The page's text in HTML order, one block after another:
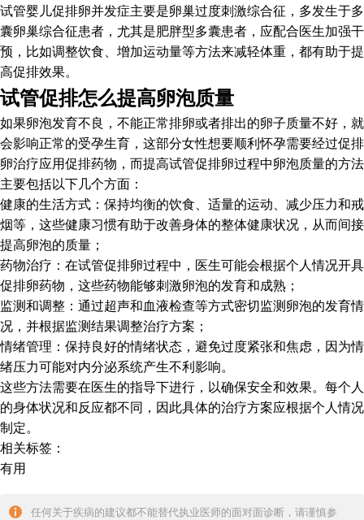
试管婴儿促排卵并发症主要是卵巢过度刺激综合征，多发生于多
囊卵巢综合征患者，尤其是肥胖型多囊患者，应配合医生加强干
预，比如调整饮食、增加运动量等方法来减轻体重，都有助于提
高促排效果。
试管促排怎么提高卵泡质量
如果卵泡发育不良，不能正常排卵或者排出的卵子质量不好，就
会影响正常的受孕生育，这部分女性想要顺利怀孕需要经过促排
卵治疗应用促排药物，而提高试管促排卵过程中卵泡质量的方法
主要包括以下几个方面：
健康的生活方式：保持均衡的饮食、适量的运动、减少压力和戒
烟等，这些健康习惯有助于改善身体的整体健康状况，从而间接
提高卵泡的质量；
药物治疗：在试管促排卵过程中，医生可能会根据个人情况开具
促排卵药物，这些药物能够刺激卵泡的发育和成熟；
监测和调整：通过超声和血液检查等方式密切监测卵泡的发育情
况，并根据监测结果调整治疗方案；
情绪管理：保持良好的情绪状态，避免过度紧张和焦虑，因为情
绪压力可能对内分泌系统产生不利影响。
这些方法需要在医生的指导下进行，以确保安全和效果。每个人
的身体状况和反应都不同，因此具体的治疗方案应根据个人情况
制定。
相关标签：
有用
任何关于疾病的建议都不能替代执业医师的面对面诊断，请谨慎参